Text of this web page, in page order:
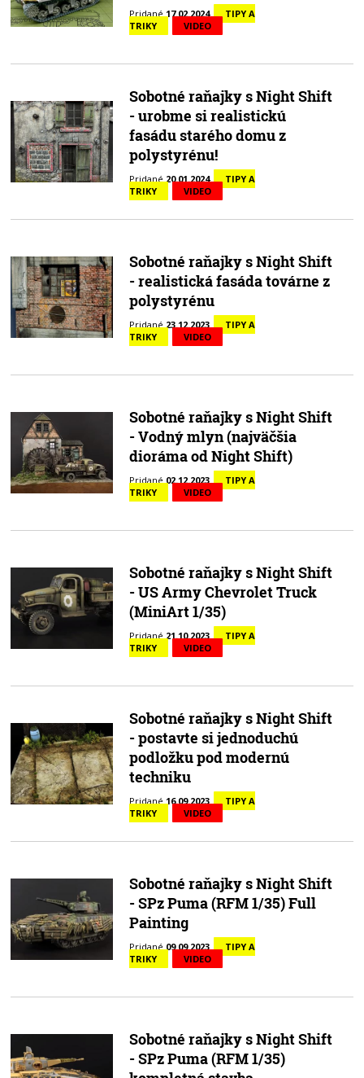
Pridané 17.02.2024
TIPY A
TRIKY
VIDEO
Sobotné raňajky s Night Shift
- urobme si realistickú
fasádu starého domu z
polystyrénu!
Pridané 20.01.2024
TIPY A
TRIKY
VIDEO
Sobotné raňajky s Night Shift
- realistická fasáda továrne z
polystyrénu
Pridané 23.12.2023
TIPY A
TRIKY
VIDEO
Sobotné raňajky s Night Shift
- Vodný mlyn (najväčšia
dioráma od Night Shift)
Pridané 02.12.2023
TIPY A
TRIKY
VIDEO
Sobotné raňajky s Night Shift
- US Army Chevrolet Truck
(MiniArt 1/35)
Pridané 21.10.2023
TIPY A
TRIKY
VIDEO
Sobotné raňajky s Night Shift
- postavte si jednoduchú
podložku pod modernú
techniku
Pridané 16.09.2023
TIPY A
TRIKY
VIDEO
Sobotné raňajky s Night Shift
- SPz Puma (RFM 1/35) Full
Painting
Pridané 09.09.2023
TIPY A
TRIKY
VIDEO
Sobotné raňajky s Night Shift
- SPz Puma (RFM 1/35)